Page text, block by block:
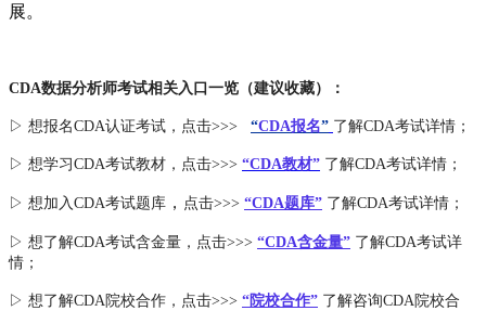
展。
CDA数据分析师考试相关入口一览（建议收藏）：
▷ 想报名CDA认证考试，点击>>> “CDA报名” 了解CDA考试详情；
▷ 想学习CDA考试教材，点击>>> “CDA教材” 了解CDA考试详情；
▷ 想加入CDA考试题库 ， 点击>>> “CDA题库” 了解CDA考试详情；
▷ 想了解CDA考试含金量 ，点击>>> “CDA含金量” 了解CDA考试详
情；
▷ 想了解CDA院校合作 ，点击>>> “院校合作” 了解咨询CDA院校合